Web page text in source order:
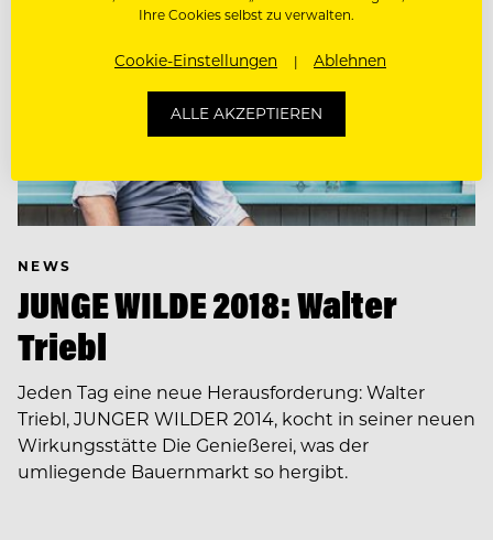
NEWS
JUNGE WILDE 2018: Walter
Triebl
Jeden Tag eine neue Herausforderung: Walter
Triebl, JUNGER WILDER 2014, kocht in seiner neuen
Wirkungsstätte Die Genießerei, was der
umliegende Bauernmarkt so hergibt.
Ihre Cookies selbst zu verwalten.
Cookie-Einstellungen Ablehnen
ALLE AKZEPTIEREN